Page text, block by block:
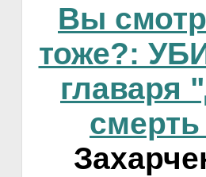
Вы
тоже?:
главаря
смерть